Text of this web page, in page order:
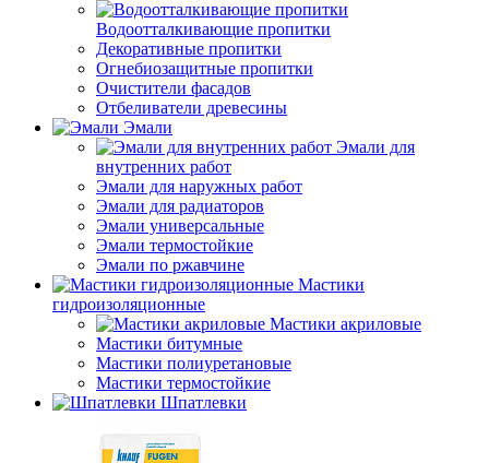
Водоотталкивающие пропитки
Декоративные пропитки
Огнебиозащитные пропитки
Очистители фасадов
Отбеливатели древесины
Эмали
Эмали для
внутренних работ
Эмали для наружных работ
Эмали для радиаторов
Эмали универсальные
Эмали термостойкие
Эмали по ржавчине
Мастики
гидроизоляционные
Мастики акриловые
Мастики битумные
Мастики полиуретановые
Мастики термостойкие
Шпатлевки